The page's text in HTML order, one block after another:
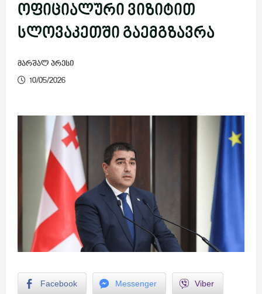
ოფიციალური ვიზიტით
სლოვაკეთში გაემგზავრა
მარშალ პრესი
10/05/2026
Facebook Messenger Viber